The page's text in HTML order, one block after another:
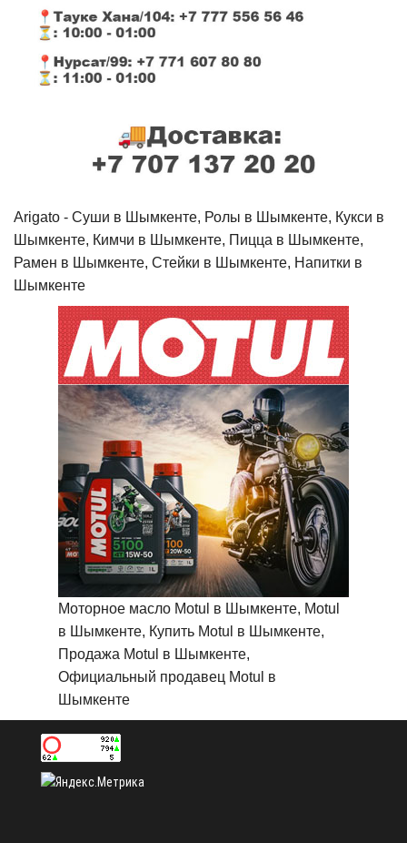
Arigato - Cуши в Шымкенте, Ролы в Шымкенте, Кукси в
Шымкенте, Кимчи в Шымкенте, Пицца в Шымкенте,
Рамен в Шымкенте, Стейки в Шымкенте, Напитки в
Шымкенте
Моторное масло Motul в Шымкенте, Motul
в Шымкенте, Купить Motul в Шымкенте,
Продажа Motul в Шымкенте,
Официальный продавец Motul в
Шымкенте